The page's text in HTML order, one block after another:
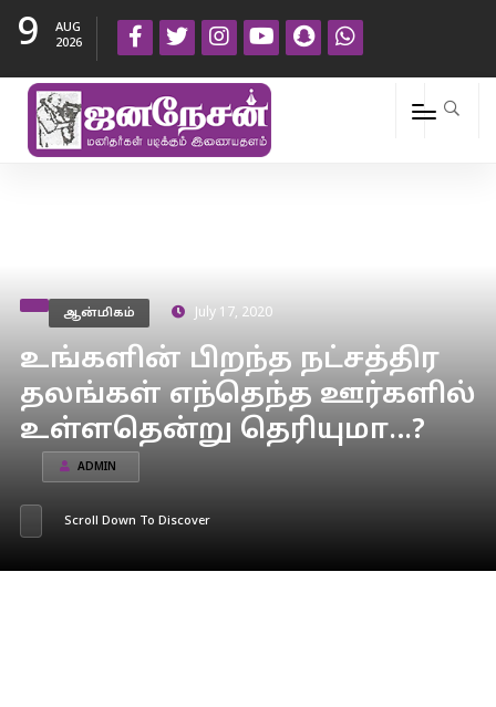
9
AUG
2026
ஆன்மிகம் July 17, 2020
உங்களின் பிறந்த நட்சத்திர
தலங்கள் எந்தெந்த ஊர்களில்
உள்ளதென்று தெரியுமா…?
ADMIN
Scroll Down To Discover